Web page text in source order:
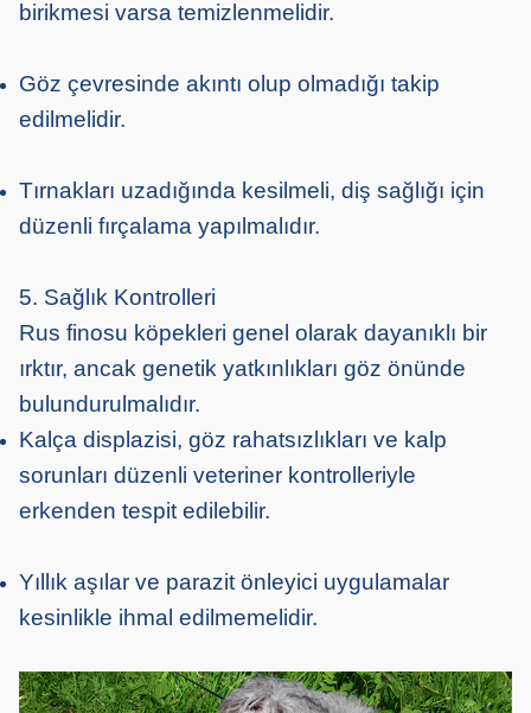
birikmesi varsa temizlenmelidir.
Göz çevresinde akıntı olup olmadığı takip
edilmelidir.
Tırnakları uzadığında kesilmeli, diş sağlığı için
düzenli fırçalama yapılmalıdır.
5. Sağlık Kontrolleri
Rus finosu köpekleri genel olarak dayanıklı bir
ırktır, ancak genetik yatkınlıkları göz önünde
bulundurulmalıdır.
Kalça displazisi, göz rahatsızlıkları ve kalp
sorunları düzenli veteriner kontrolleriyle
erkenden tespit edilebilir.
Yıllık aşılar ve parazit önleyici uygulamalar
kesinlikle ihmal edilmemelidir.